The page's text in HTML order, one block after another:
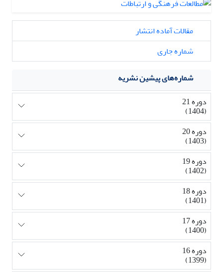
مقالات آماده انتشار
شماره جاری
شماره‌های پیشین نشریه
دوره 21
(1404)
دوره 20
(1403)
دوره 19
(1402)
دوره 18
(1401)
دوره 17
(1400)
دوره 16
(1399)